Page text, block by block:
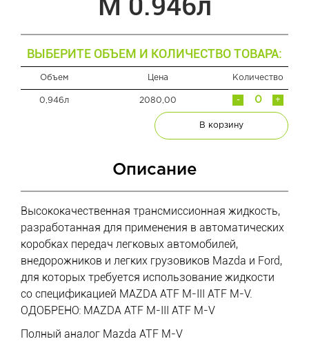
ВЫБЕРИТЕ ОБЪЕМ И КОЛИЧЕСТВО ТОВАРА:
Объем Цена Количество
0,946л 2080,00 +
-
В корзину
Описание
Высококачественная трансмиссионная жидкость,
разработанная для применения в автоматических
коробках передач легковых автомобилей,
внедорожников и легких грузовиков Mazda и Ford,
для которых требуется использование жидкости
со спецификацией MAZDA ATF M-III ATF M-V.
ОДОБРЕНО: MAZDA ATF M-III ATF M-V
Полный аналог Mazda ATF M-V